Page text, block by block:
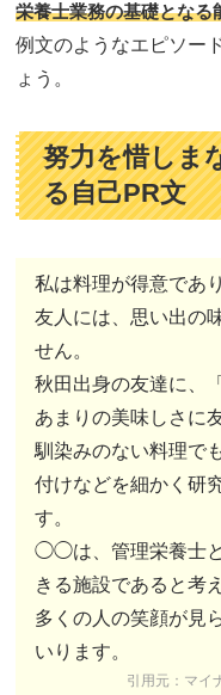
栄養士業務の基礎となる
例文のようなエピソー
ょう。
努力を惜しま
る自己PR文
私は料理が得意であ
友人には、思い出の
せん。
秋田出身の友達に、
あまりの美味しさに
馴染みのない料理で
付けなどを細かく研
す。
◯◯は、管理栄養士
きる施設であると考
多くの人の笑顔が見
いります。
引用元：マイ